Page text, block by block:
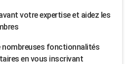
votre expertise et aidez les
nombreuses fonctionnalités
en vous inscrivant